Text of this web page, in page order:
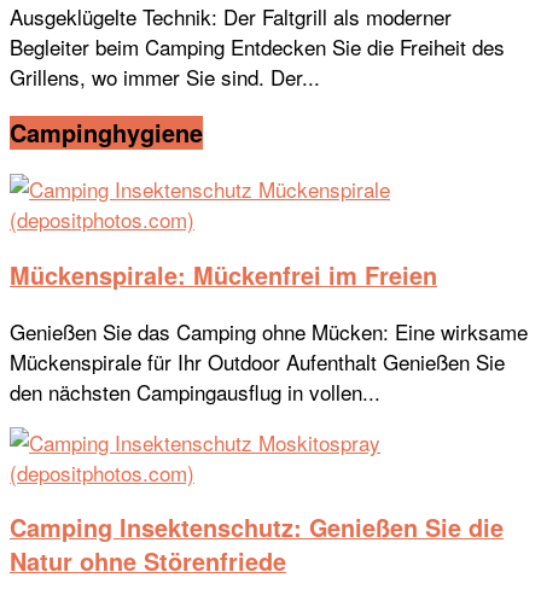
Ausgeklügelte Technik: Der Faltgrill als moderner
Begleiter beim Camping Entdecken Sie die Freiheit des
Grillens, wo immer Sie sind. Der...
Campinghygiene
Mückenspirale: Mückenfrei im Freien
Genießen Sie das Camping ohne Mücken: Eine wirksame
Mückenspirale für Ihr Outdoor Aufenthalt Genießen Sie
den nächsten Campingausflug in vollen...
Camping Insektenschutz: Genießen Sie die
Natur ohne Störenfriede